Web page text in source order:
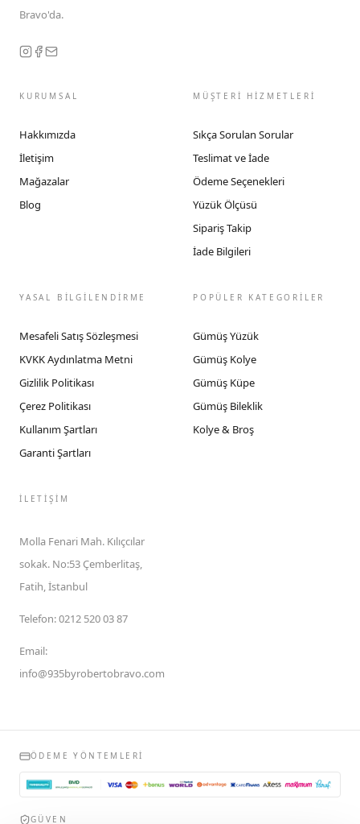
Bravo'da.
KURUMSAL
Hakkımızda
İletişim
Mağazalar
Blog
MÜŞTERİ HİZMETLERİ
Sıkça Sorulan Sorular
Teslimat ve İade
Ödeme Seçenekleri
Yüzük Ölçüsü
Sipariş Takip
İade Bilgileri
YASAL BİLGİLENDİRME
Mesafeli Satış Sözleşmesi
KVKK Aydınlatma Metni
Gizlilik Politikası
Çerez Politikası
Kullanım Şartları
Garanti Şartları
POPÜLER KATEGORİLER
Gümüş Yüzük
Gümüş Kolye
Gümüş Küpe
Gümüş Bileklik
Kolye & Broş
İLETIŞIM
Molla Fenari Mah. Kılıçcılar
sokak. No:53 Çemberlitaş,
Fatih, İstanbul
Telefon:0212 520 03 87
Email:
info@935byrobertobravo.com
ÖDEME YÖNTEMLERI
GÜVEN